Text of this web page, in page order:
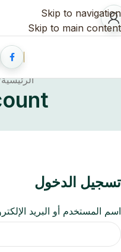
Skip to navigation
Skip to main content
الرئيسية
تسجيل الدخول
اسم المستخدم أو البريد